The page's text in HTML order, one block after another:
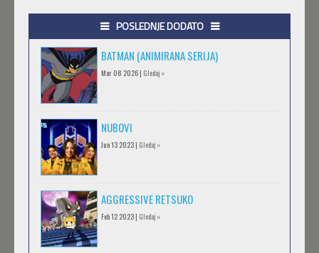
POSLEDNJE DODATO
BATMAN (ANIMIRANA SERIJA)
Mar 08 2026 | Gledaj »
NUBOVI
Jun 13 2023 | Gledaj »
AGGRESSIVE RETSUKO
Feb 12 2023 | Gledaj »